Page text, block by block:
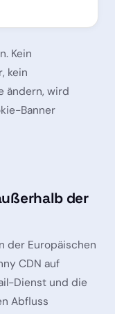
Kein
kein
ändern, wird
Banner
der
der Europäischen
CDN auf
Dienst und die
Abfluss